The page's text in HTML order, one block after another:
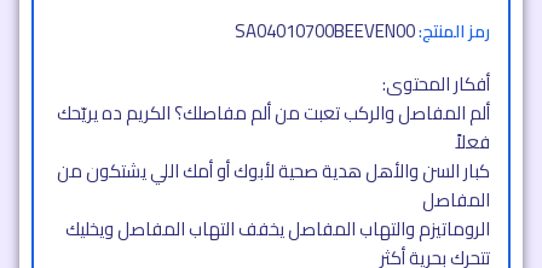
رمز المنتج:SA04010700BEEVEN00
أفكار المحتوى:
ألم المفاصل والركب تعبت من ألم مفاصلك؟ الكريم ده يريّحك
فعلاً
كبار السن والأهل هدية صحية لأبوك أو أمك اللي يشتكون من
المفاصل
الروماتيزم والتهاب المفاصل يخفف التهاب المفاصل ويخليك
تتحرك بحرية أكثر